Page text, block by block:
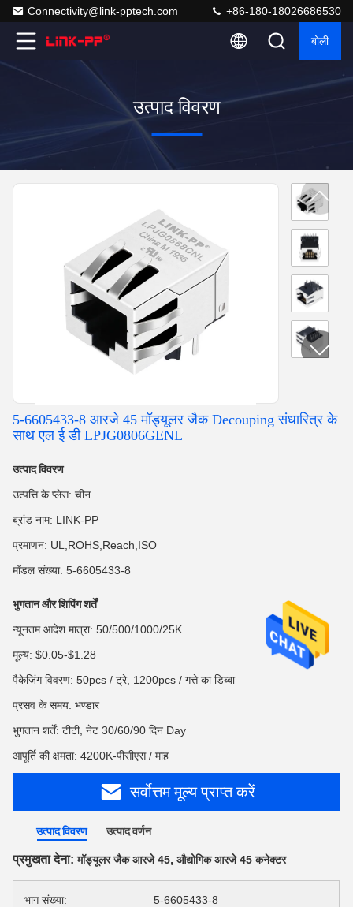
Connectivity@link-pptech.com +86-180-18026686530
बोली
उत्पाद विवरण
5-6605433-8 आरजे 45 मॉड्यूलर जैक Decouping संधारित्र के
साथ एल ई डी LPJG0806GENL
उत्पाद विवरण
उत्पत्ति के प्लेस: चीन
ब्रांड नाम: LINK-PP
प्रमाणन: UL,ROHS,Reach,ISO
मॉडल संख्या: 5-6605433-8
भुगतान और शिपिंग शर्तें
न्यूनतम आदेश मात्रा: 50/500/1000/25K
मूल्य: $0.05-$1.28
पैकेजिंग विवरण: 50pcs / ट्रे, 1200pcs / गत्ते का डिब्बा
प्रसव के समय: भण्डार
भुगतान शर्तें: टीटी, नेट 30/60/90 दिन Day
आपूर्ति की क्षमता: 4200K-पीसीएस / माह
सर्वोत्तम मूल्य प्राप्त करें
उत्पाद विवरण उत्पाद वर्णन
प्रमुखता देना:मॉड्यूलर जैक आरजे 45, औद्योगिक आरजे 45 कनेक्टर
भाग संख्या: 5-6605433-8